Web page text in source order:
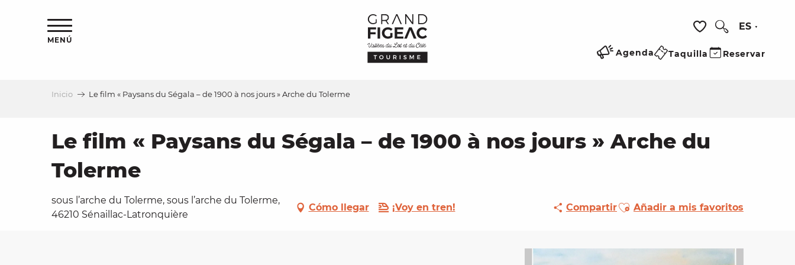
Voir les favoris
ES
MENÚ
Agenda Taquilla Reservar
Inicio Le film « Paysans du Ségala – de 1900 à nos jours » Arche du Tolerme
Le film « Paysans du Ségala – de 1900 à nos jours » Arche du
Tolerme
sous l’arche du Tolerme, sous l’arche du Tolerme,
46210 Sénaillac-Latronquière
Cómo llegar ¡Voy en tren! CompartirAjouter aux favoris
Añadir a mis favoritos